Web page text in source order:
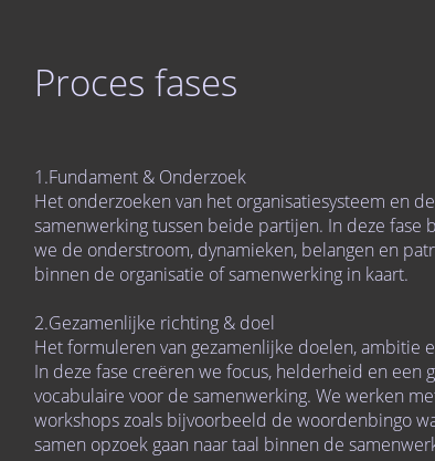
Proces fases
1.Fundament & Onderzoek
Het onderzoeken van het organisatiesysteem en de
samenwerking tussen beide partijen. In deze fase
we de onderstroom, dynamieken, belangen en
binnen de organisatie of samenwerking in kaart.
2.Gezamenlijke richting & doel
Het formuleren van gezamenlijke doelen, ambitie
In deze fase creëren we focus, helderheid en een
vocabulaire voor de samenwerking. We werken
workshops zoals bijvoorbeeld de woordenbingo
samen opzoek gaan naar taal binnen de